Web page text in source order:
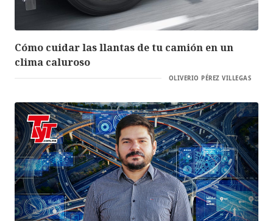
Cómo cuidar las llantas de tu camión en un
clima caluroso
OLIVERIO PÉREZ VILLEGAS